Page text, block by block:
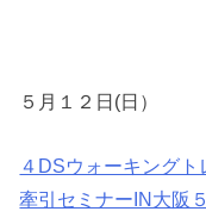
５月１２日(日）
４DSウォーキング
牽引セミナーIN大阪